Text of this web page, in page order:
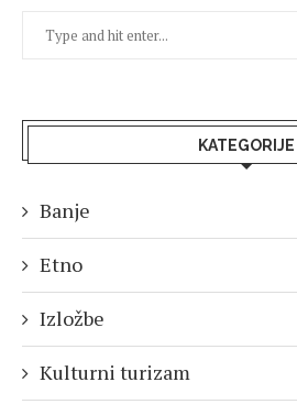
KATEGORIJE
Banje
Etno
Izložbe
Kulturni turizam